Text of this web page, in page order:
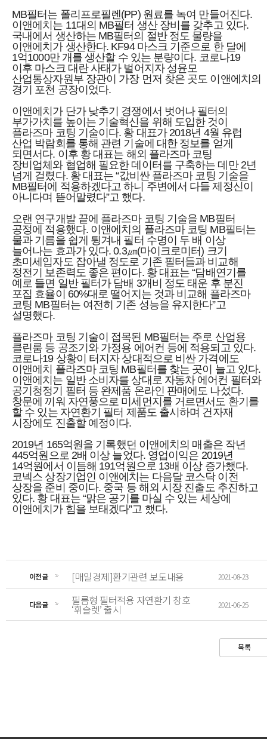
MB필터는 폴리프로필렌(PP) 원료를 녹여 만들어진다.
이앤에치는 11대의 MB필터 생산 장비를 갖추고 있다.
국내에서 생산하는 MB필터의 절반 정도 물량을
이앤에치가 생산한다. KF94 마스크 기준으로 한 달에
1억1000만 개를 생산할 수 있는 분량이다. 코로나19
이후 마스크 대란 사태가 벌어지자 성윤모
산업통상자원부 장관이 가장 먼저 찾은 곳도 이앤에치의
경기 포천 공장이었다.
이앤에치가 단가 낮추기 경쟁에서 벗어나 필터의
부가가치를 높이는 기술혁신을 위해 도입한 것이
플라즈마 코팅 기술이다. 황 대표가 2018년 4월 유럽
산업 박람회를 통해 관련 기술에 대한 정보를 얻게
되면서다. 이후 황 대표는 해외 플라즈마 코팅
장비업체와 협업해 필요한 데이터를 구축하는 데만 2년
넘게 걸렸다. 황 대표는 “값비싼 플라즈마 코팅 기술을
MB필터에 적용하겠다고 하니 주변에서 다들 제정신이
아니다며 뜯어말렸다”고 했다.
오랜 연구개발 끝에 플라즈마 코팅 기술을 MB필터
공정에 적용했다. 이앤에치의 플라즈마 코팅 MB필터는
물과 기름을 쉽게 튕겨내 필터 수명이 두 배 이상
늘어나는 효과가 있다. 0.3㎛(마이크로미터) 크기
초미세입자도 잡아낼 정도로 기존 필터들과 비교해
정전기 보존력도 좋은 편이다. 황 대표는 “담배연기를
예로 들면 일반 필터가 담배 3개비 정도 태운 후 분진
포집 효율이 60%대로 떨어지는 것과 비교해 플라즈마
코팅 MB필터는 여전히 기존 성능을 유지한다”고
설명했다.
플라즈마 코팅 기술이 접목된 MB필터는 주로 산업용
클린룸 등 공조기와 가정용 에어컨 등에 적용되고 있다.
코로나19 상황이 터지자 상대적으로 비싼 가격에도
이앤에치 플라즈마 코팅 MB필터를 찾는 곳이 늘고 있다.
이앤에치는 일반 소비자를 상대로 자동차 에어컨 필터와
공기청정기 필터 등 완제품 온라인 판매에도 나섰다.
창문에 끼워 자연풍으로 미세먼지를 거르면서도 환기를
할 수 있는 자연환기 필터 제품도 출시하며 건자재
시장에도 진출할 예정이다.
2019년 165억원을 기록했던 이앤에치의 매출은 작년
445억원으로 2배 이상 늘었다. 영업이익은 2019년
14억원에서 이듬해 191억원으로 13배 이상 증가했다.
코넥스 상장기업인 이앤에치는 다음달 코스닥 이전
상장을 준비 중이다. 중국 등 해외 시장 진출도 추진하고
있다. 황 대표는 “맑은 공기를 마실 수 있는 세상에
이앤에치가 힘을 보태겠다”고 했다.
이전글 [매일경제]환기관련 보도내용 2021-08-23
다음글 필름형 필터적용 자연환기 창호
‘휘슬렛’ 출시 2021-06-25
목록